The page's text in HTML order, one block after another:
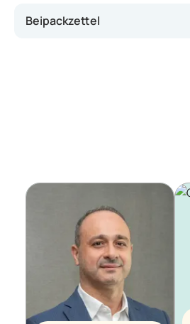
Beipackzettel